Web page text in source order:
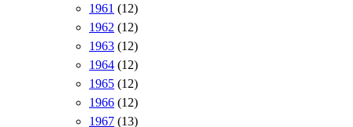
1961 (12)
1962 (12)
1963 (12)
1964 (12)
1965 (12)
1966 (12)
1967 (13)